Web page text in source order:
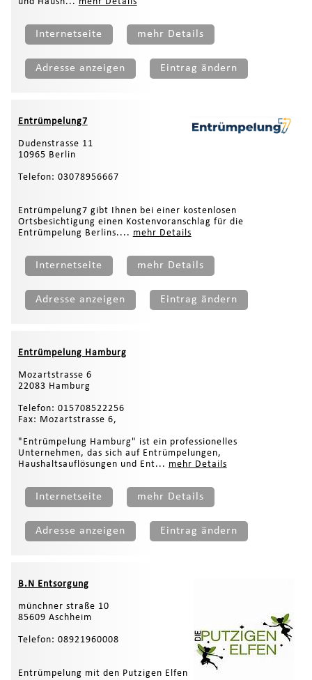
Internetseite mehr Details
Adresse anzeigen Eintrag ändern
Entrümpelung7
Dudenstrasse 11
10965 Berlin
Telefon: 03078956667
Entrümpelung7 gibt Ihnen bei einer kostenlosen
Ortsbesichtigung einen Kostenvoranschlag für die
Entrümpelung Berlins.... mehr Details
Internetseite mehr Details
Adresse anzeigen Eintrag ändern
Entrümpelung Hamburg
Mozartstrasse 6
22083 Hamburg
Telefon: 015708522256
Fax: Mozartstrasse 6,
"Entrümpelung Hamburg" ist ein professionelles
Unternehmen, das sich auf Entrümpelungen,
Haushaltsauflösungen und Ent... mehr Details
Internetseite mehr Details
Adresse anzeigen Eintrag ändern
B.N Entsorgung
münchner straße 10
85609 Aschheim
Telefon: 08921960008
Entrümpelung mit den Putzigen Elfen